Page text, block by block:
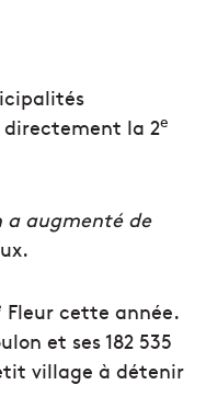
la 2e
a augmenté de
Fleur cette année.
et ses 182 535
village à détenir